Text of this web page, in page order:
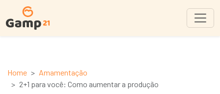
Home
Amamentação
2+1 para você: Como aumentar a produção